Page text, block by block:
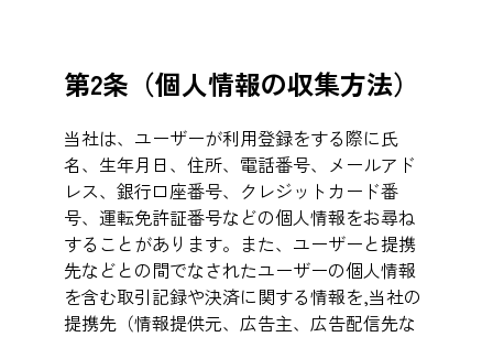
第2条（個人情報の収集方法）
当社は、ユーザーが利用登録をする際に氏
名、生年月日、住所、電話番号、メールアド
レス、銀行口座番号、クレジットカード番
号、運転免許証番号などの個人情報をお尋ね
することがあります。また、ユーザーと提携
先などとの間でなされたユーザーの個人情報
を含む取引記録や決済に関する情報を,当社の
提携先（情報提供元、広告主、広告配信先な